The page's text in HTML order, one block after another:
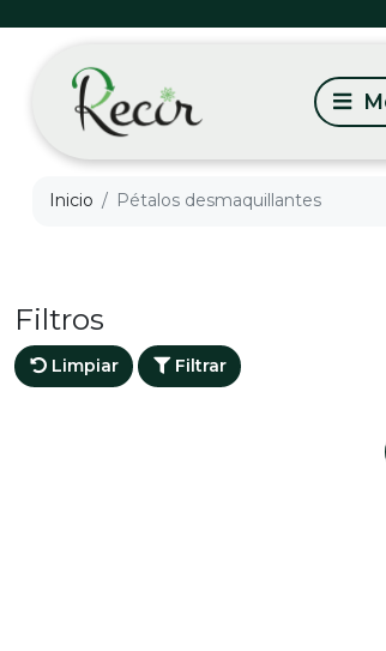
Inicio Pétalos desmaquillantes
Filtros
Limpiar Filtrar